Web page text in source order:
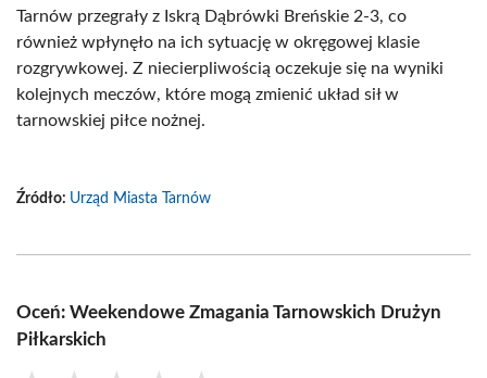
Tarnów przegrały z Iskrą Dąbrówki Breńskie 2-3, co
również wpłynęło na ich sytuację w okręgowej klasie
rozgrywkowej. Z niecierpliwością oczekuje się na wyniki
kolejnych meczów, które mogą zmienić układ sił w
tarnowskiej piłce nożnej.
Źródło: Urząd Miasta Tarnów
Oceń: Weekendowe Zmagania Tarnowskich Drużyn
Piłkarskich